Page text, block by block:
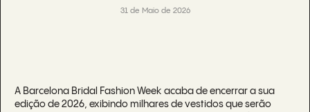
31 de Maio de 2026
A Barcelona Bridal Fashion Week acaba de encerrar a sua
edição de 2026, exibindo milhares de vestidos que serão